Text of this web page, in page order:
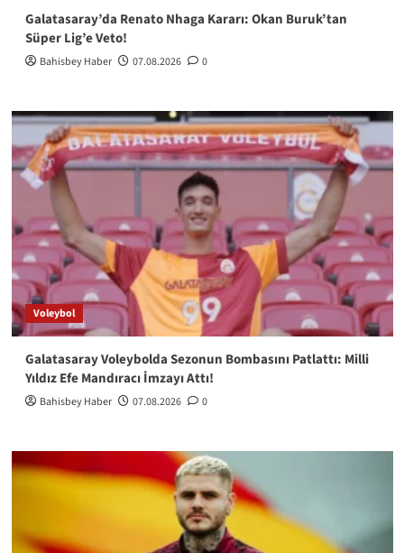
Galatasaray’da Renato Nhaga Kararı: Okan Buruk’tan
Süper Lig’e Veto!
Bahisbey Haber 07.08.2026 0
Voleybol
Galatasaray Voleybolda Sezonun Bombasını Patlattı: Milli
Yıldız Efe Mandıracı İmzayı Attı!
Bahisbey Haber 07.08.2026 0